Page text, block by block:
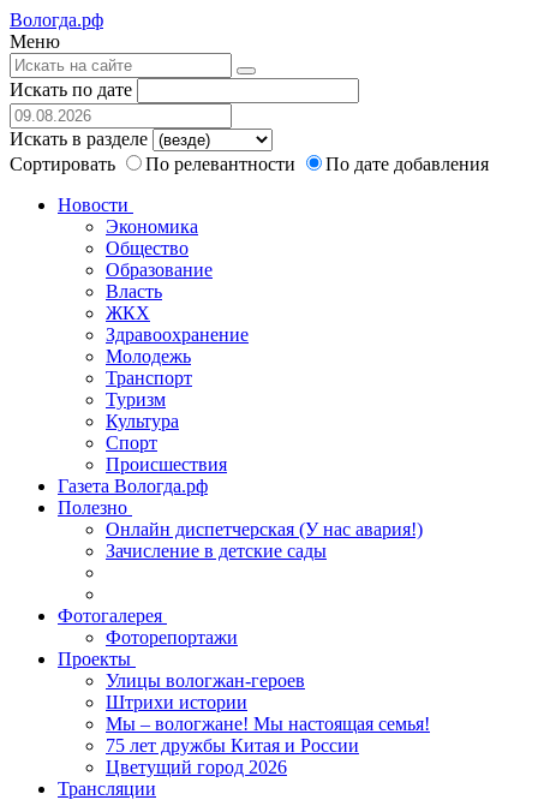
Вологда.рф
Меню
Искать по дате
Искать в разделе
Сортировать
По релевантности
По дате добавления
Новости
Экономика
Общество
Образование
Власть
ЖКХ
Здравоохранение
Молодежь
Транспорт
Туризм
Культура
Спорт
Происшествия
Газета Вологда.рф
Полезно
Онлайн диспетчерская (У нас авария!)
Зачисление в детские сады
Фотогалерея
Фоторепортажи
Проекты
Улицы вологжан-героев
Штрихи истории
Мы – вологжане! Мы настоящая семья!
75 лет дружбы Китая и России
Цветущий город 2026
Трансляции